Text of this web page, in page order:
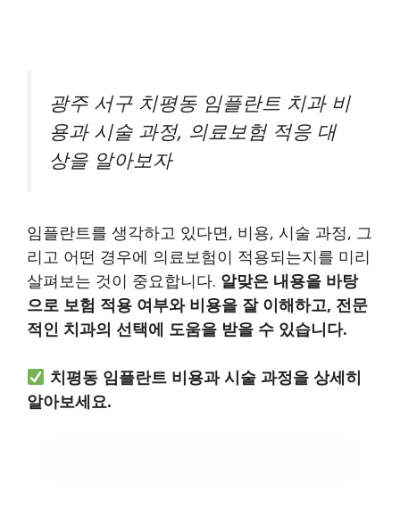
광주 서구 치평동 임플란트 치과 비
용과 시술 과정, 의료보험 적응 대
상을 알아보자
임플란트를 생각하고 있다면, 비용, 시술 과정, 그
리고 어떤 경우에 의료보험이 적용되는지를 미리
살펴보는 것이 중요합니다. 알맞은 내용을 바탕
으로 보험 적용 여부와 비용을 잘 이해하고, 전문
적인 치과의 선택에 도움을 받을 수 있습니다.
치평동 임플란트 비용과 시술 과정을 상세히
알아보세요.